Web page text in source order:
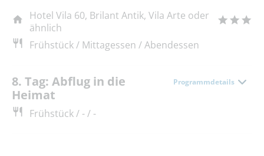
Hotel Vila 60, Brilant Antik, Vila Arte oder
ähnlich
Frühstück / Mittagessen / Abendessen
8. Tag: Abflug in die
Heimat
Programmdetails
Frühstück / - / -